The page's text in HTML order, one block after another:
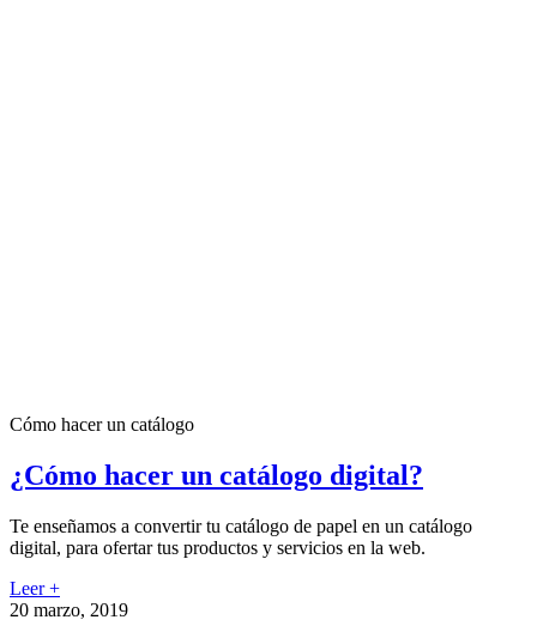
Cómo hacer un catálogo
¿Cómo hacer un catálogo digital?
Te enseñamos a convertir tu catálogo de papel en un catálogo
digital, para ofertar tus productos y servicios en la web.
Leer +
20 marzo, 2019